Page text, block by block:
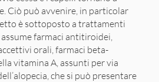
Ciò può avvenire, in particolar
è sottoposto a trattamenti
farmaci antitiroidei,
orali, farmaci beta-
vitamina A, assunti per via
che si può presentare